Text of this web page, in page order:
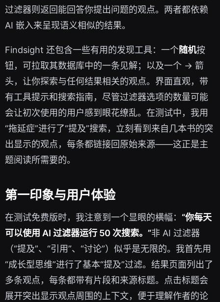
过滤器则返回能回答你提出问题的观点。两者都依赖
AI 嵌入来呈现语义相似的结果。
Findsight 还包含一些有用的发现工具：一个随机按
钮，可拉取其数据库中的一条见解；以及一个 → 箭
头，让你探索与任何结果相关的观点。界面直观，带
有工具提示和搜索指南，尽管过滤器选项的数量可能
会让初次使用的用户感到眼花缭乱。在测试中，我用
“拖延症”进行了“提及”搜索，立刻看到来自几本书的突
出显示的观点，每条都链接回原始来源——这正是主
题阅读所需要的。
第一印象与用户体验
在测试免费版时，我注意到一个显眼的横幅： “你每天
可以使用 AI 过滤器运行 50 次搜索。”非 AI 过滤器
（“提及”、“引用”、“讨论”）似乎是无限的。我首先用
“成长型思维”进行了基本“提及”过滤。结果页面列出了
多条观点，每条都带有片段和来源标题。点击标题会
展开突出显示观点周围的上下文，便于理解作者的论